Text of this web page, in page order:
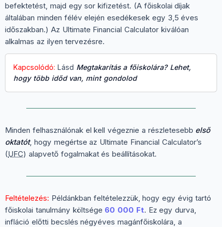
befektetést, majd egy sor kifizetést. (A főiskolai díjak
általában minden félév elején esedékesek egy 3,5 éves
időszakban.) Az Ultimate Financial Calculator kiválóan
alkalmas az ilyen tervezésre.
Kapcsolódó: Lásd Megtakarítás a főiskolára? Lehet,
hogy több időd van, mint gondolod
Minden felhasználónak el kell végeznie a részletesebb első
oktatót, hogy megértse az Ultimate Financial Calculator’s
(UFC) alapvető fogalmakat és beállításokat.
Feltételezés: Példánkban feltételezzük, hogy egy évig tartó
főiskolai tanulmány költsége 60 000 Ft. Ez egy durva,
infláció előtti becslés négyéves magánfőiskolára, a